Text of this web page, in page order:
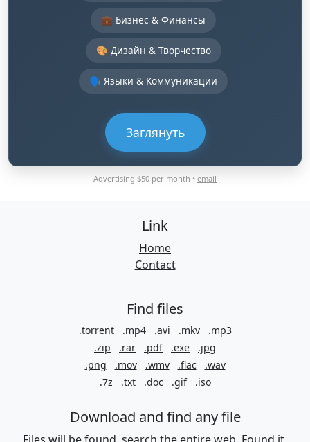
💼 Бизнес & Финансы
🎨 Дизайн & Творчество
🗣️ Языки & Коммуникации
Заглянуть
Advertising $50 per month • email
Link
Home
Contact
Find files
.torrent .mp4 .avi .mkv
.mp3
.zip
.rar .pdf .exe
.jpg
.png
.mov .wmv .flac
.wav
.7z
.txt .doc .gif .iso
Download and find any file